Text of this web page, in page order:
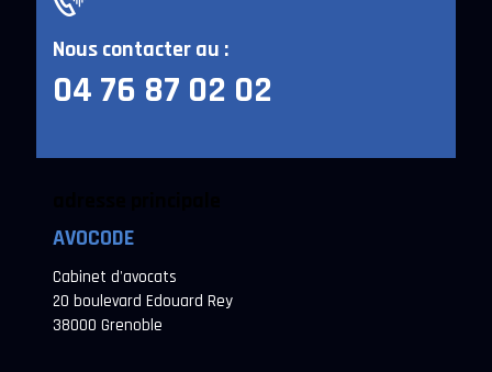
Nous contacter au :
04 76 87 02 02
AVOCODE
Cabinet d'avocats
20 boulevard Edouard Rey
38000 Grenoble